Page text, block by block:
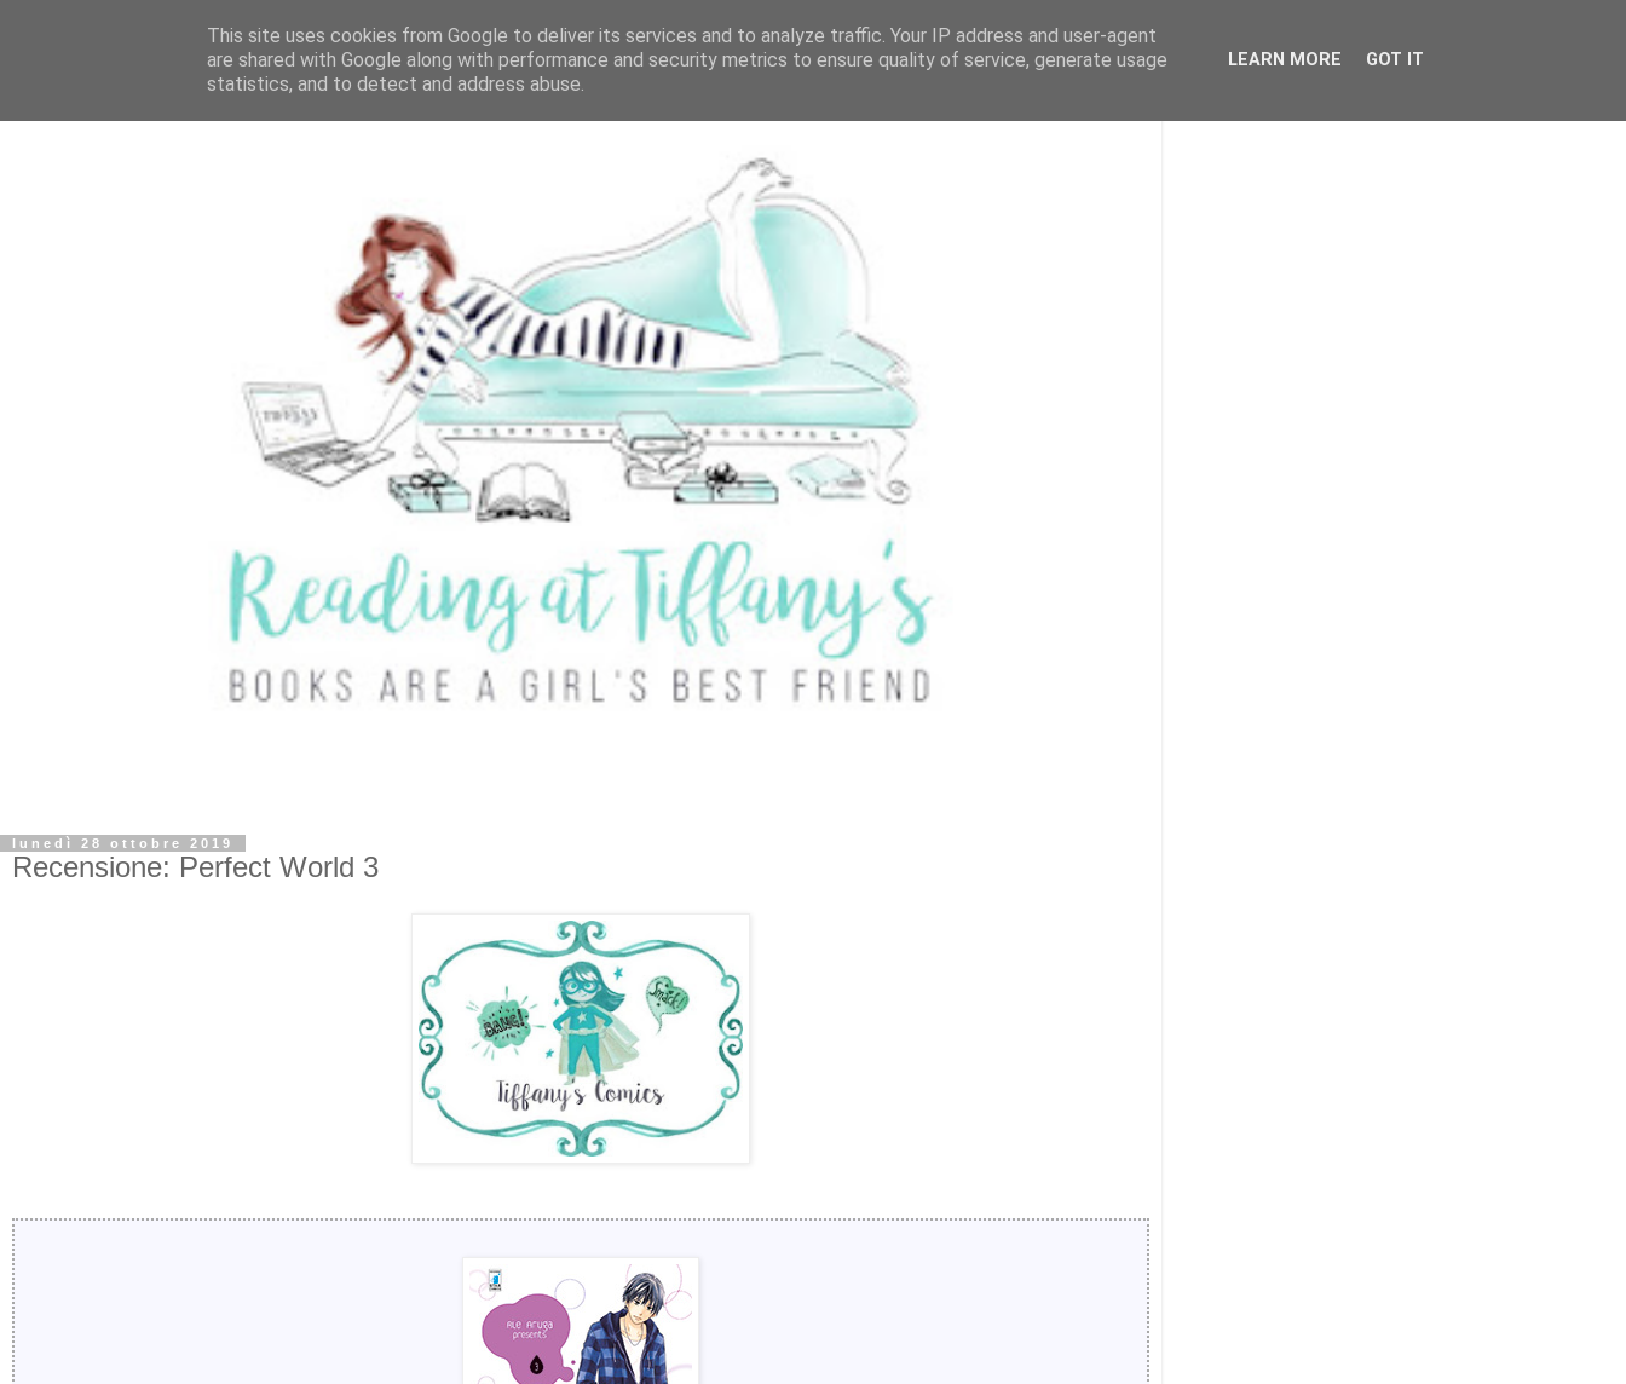
lunedì 28 ottobre 2019
Recensione: Perfect World 3
This site uses cookies from Google to deliver its services and to analyze traffic. Your IP address and user-agent
are shared with Google along with performance and security metrics to ensure quality of service, generate usage
statistics, and to detect and address abuse.
LEARN MORE GOT IT